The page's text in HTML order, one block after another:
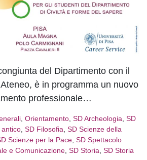
del Dipartimento con il
è in programma un nuovo
professionale…
, Orientamento, SD Archeologia, SD
antico, SD Filosofia, SD Scienze della
Scienze per la Pace, SD Spettacolo
e Comunicazione, SD Storia, SD Storia